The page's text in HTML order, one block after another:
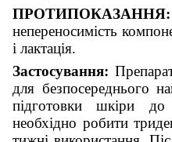
ПРОТИПОКАЗАННЯ:
непереносимість
і лактація.
Застосування:
для безпосереднього
підготовки шкіри до
необхідно робити